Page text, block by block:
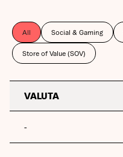
All Social & Gaming
Store of Value (SOV)
VALUTA
-